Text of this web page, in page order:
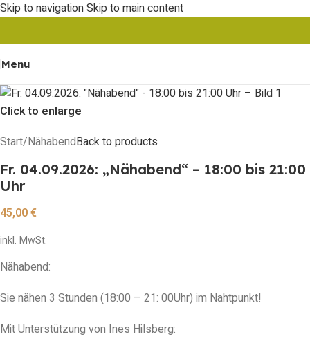
Skip to navigationSkip to main content
Menu
Click to enlarge
Start/NähabendBack to products
Fr. 04.09.2026: „Nähabend“ – 18:00 bis 21:00
Uhr
45,00€
inkl. MwSt.
Nähabend:
Sie nähen 3 Stunden (18:00 – 21: 00Uhr) im Nahtpunkt!
Mit Unterstützung von Ines Hilsberg: